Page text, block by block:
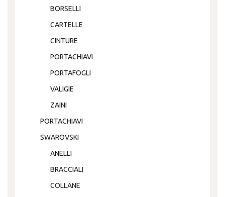
BORSELLI
CARTELLE
CINTURE
PORTACHIAVI
PORTAFOGLI
VALIGIE
ZAINI
PORTACHIAVI
SWAROVSKI
ANELLI
BRACCIALI
COLLANE